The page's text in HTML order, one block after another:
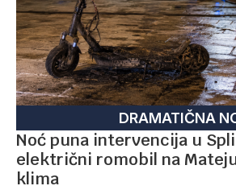
DRAMATIČNA
Noć puna intervencija u
električni romobil na
klima